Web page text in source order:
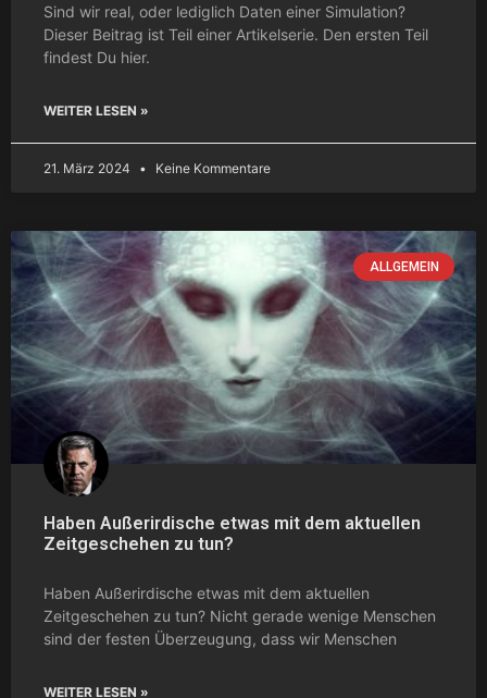
Sind wir real, oder lediglich Daten einer Simulation?
Dieser Beitrag ist Teil einer Artikelserie. Den ersten Teil
findest Du hier.
WEITER LESEN »
21. März 2024 Keine Kommentare
ALLGEMEIN
Haben Außerirdische etwas mit dem aktuellen
Zeitgeschehen zu tun?
Haben Außerirdische etwas mit dem aktuellen
Zeitgeschehen zu tun? Nicht gerade wenige Menschen
sind der festen Überzeugung, dass wir Menschen
WEITER LESEN »